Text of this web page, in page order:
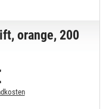
orange, 200